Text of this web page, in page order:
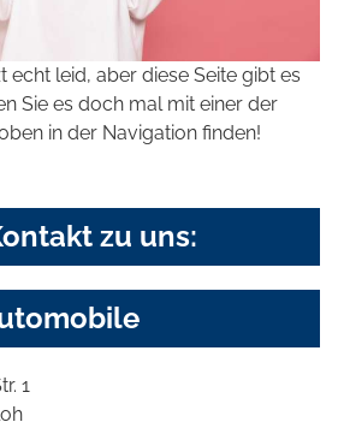
echt leid, aber diese Seite gibt es
Sie es doch mal mit einer der
in der Navigation finden!
zu uns:
1